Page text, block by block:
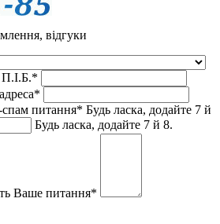
відгуки
*
*
питання* Будь ласка, додайте 7 й
Будь ласка, додайте 7 й 8.
Ваше питання*